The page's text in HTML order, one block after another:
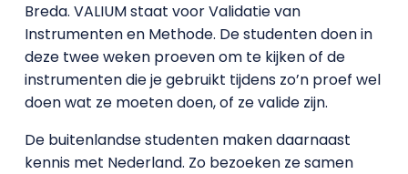
Breda. VALIUM staat voor Validatie van
Instrumenten en Methode. De studenten doen in
deze twee weken proeven om te kijken of de
instrumenten die je gebruikt tijdens zo’n proef wel
doen wat ze moeten doen, of ze valide zijn.
De buitenlandse studenten maken daarnaast
kennis met Nederland. Zo bezoeken ze samen